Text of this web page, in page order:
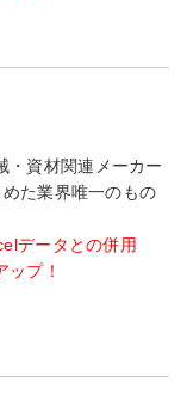
・資材関連メーカー
た業界唯一のもの
データとの併用
ップ！